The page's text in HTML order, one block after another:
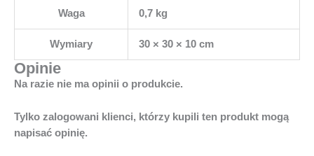
Waga 0,7 kg
Wymiary 30 × 30 × 10 cm
Opinie
Na razie nie ma opinii o produkcie.
Tylko zalogowani klienci, którzy kupili ten produkt mogą
napisać opinię.